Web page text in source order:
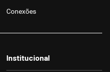
Conexões
Institucional